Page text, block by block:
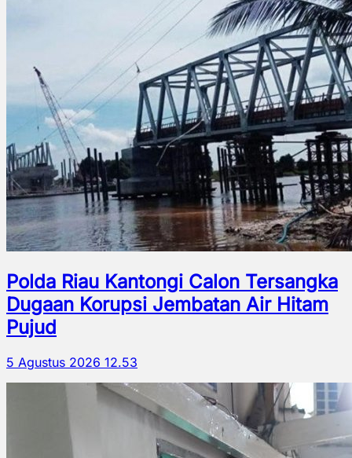
Polda Riau Kantongi Calon Tersangka
Dugaan Korupsi Jembatan Air Hitam
Pujud
5 Agustus 2026 12.53